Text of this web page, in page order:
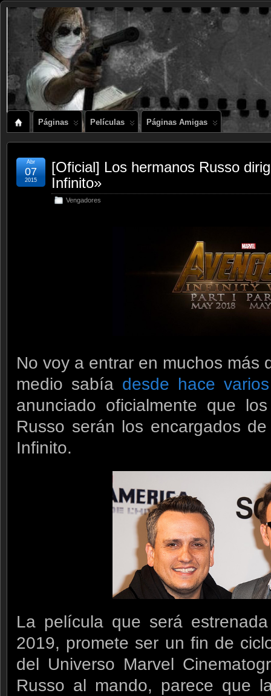
Páginas Películas Páginas Amigas
[Oficial] Los hermanos Russo
Infinito»
Vengadores
Abr
07
2015
No voy a entrar en muchos más
medio sabía desde hace
anunciado oficialmente que
Russo serán los encargados
Infinito.
La película que será
2019, promete ser un fin de
del Universo Marvel
Russo al mando, parece que